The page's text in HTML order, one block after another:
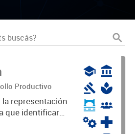
Productivo
la representación
que identificará